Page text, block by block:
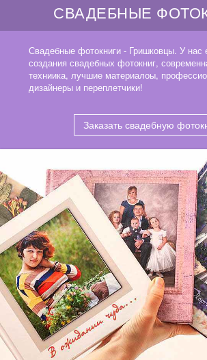
СВАДЕБНЫЕ
Свадебные фотокниги - Гришковцы. У нас
создания свадебных фотокниг,
техниика, лучшие материалоы,
дизайнеры и переплетчики!
Заказать свадебную